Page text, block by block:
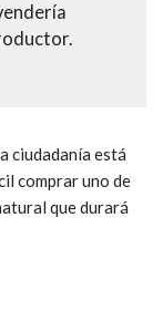
ciudadanía está
comprar uno de
que durará